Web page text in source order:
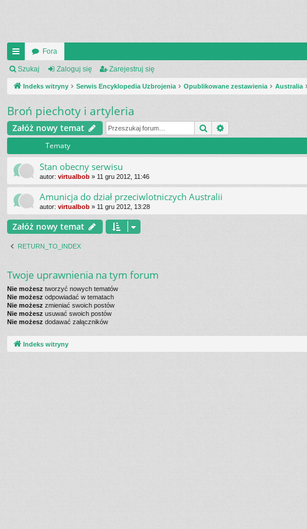
UI
C
_L
IN
K
S
Fora
Szukaj Zaloguj się Zarejestruj się
Indeks witryny Serwis Encyklopedia Uzbrojenia Opublikowane zestawienia Australia
Broń piechoty i artyleria
Załóż nowy temat Szukaj
Tematy
Stan obecny serwisu
autor: virtualbob » 11 gru 2012, 11:46
Amunicja do dział przeciwlotniczych Australii
autor: virtualbob » 11 gru 2012, 13:28
Załóż nowy temat
RETURN_TO_INDEX
Twoje uprawnienia na tym forum
Nie możesz tworzyć nowych tematów
Nie możesz odpowiadać w tematach
Nie możesz zmieniać swoich postów
Nie możesz usuwać swoich postów
Nie możesz dodawać załączników
Indeks witryny